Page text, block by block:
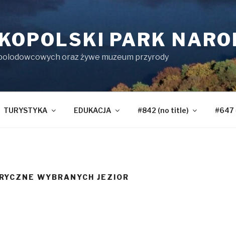
PARK
oraz żywe muzeum przyrody
TURYSTYKA EDUKACJA #842 (no title) #647
WYBRANYCH JEZIOR